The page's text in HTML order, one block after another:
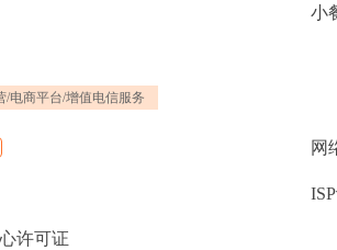
小
/电商平台/增值电信服务
网
许可证